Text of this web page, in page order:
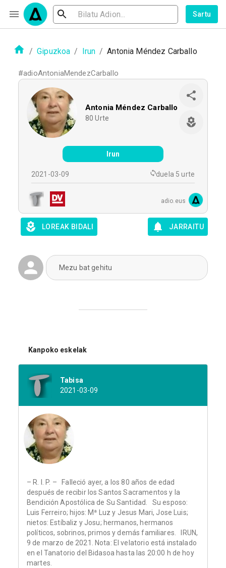
Sartu
/ Gipuzkoa / Irun / Antonia Méndez Carballo
#adioAntoniaMendezCarballo
Antonia Méndez Carballo
80 Urte
Irun
2021-03-09 duela 5 urte
adio.eus
LOREAK BIDALI JARRAITU
Mezu bat gehitu
Kanpoko eskelak
Tabisa
2021-03-09
– R. I. P. – Falleció ayer, a los 80 años de edad
después de recibir los Santos Sacramentos y la
Bendición Apostólica de Su Santidad. Su esposo:
Luis Ferreiro; hijos: Mª Luz y Jesus Mari, Jose Luis;
nietos: Estíbaliz y Josu; hermanos, hermanos
políticos, sobrinos, primos y demás familiares. IRUN,
9 de marzo de 2021. Nota: El velatorio está instalado
en el Tanatorio del Bidasoa hasta las 20:00 h de hoy
martes.